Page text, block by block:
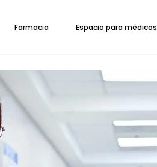
Farmacia Espacio para médicos